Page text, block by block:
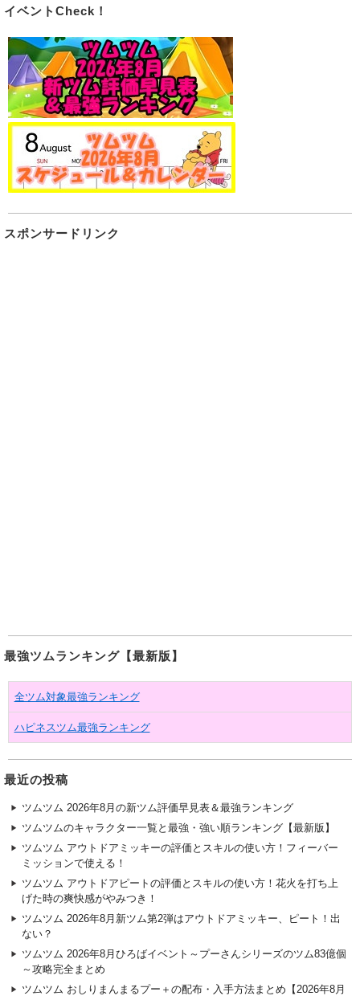
イベントCheck！
スポンサードリンク
最強ツムランキング【最新版】
全ツム対象最強ランキング
ハピネスツム最強ランキング
最近の投稿
ツムツム 2026年8月の新ツム評価早見表＆最強ランキング
ツムツムのキャラクター一覧と最強・強い順ランキング【最新版】
ツムツム アウトドアミッキーの評価とスキルの使い方！フィーバー
ミッションで使える！
ツムツム アウトドアピートの評価とスキルの使い方！花火を打ち上
げた時の爽快感がやみつき！
ツムツム 2026年8月新ツム第2弾はアウトドアミッキー、ピート！出
ない？
ツムツム 2026年8月ひろばイベント～プーさんシリーズのツム83億個
～攻略完全まとめ
ツムツム おしりまんまるプー＋の配布・入手方法まとめ【2026年8月